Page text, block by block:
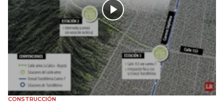
CONSTRUCCIÓN